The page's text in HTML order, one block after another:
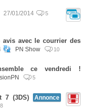
27/01/2014 5
avis avec le courrier des
PN Show 10
ce vendredi !
5
7 (3DS)
Annonce
8